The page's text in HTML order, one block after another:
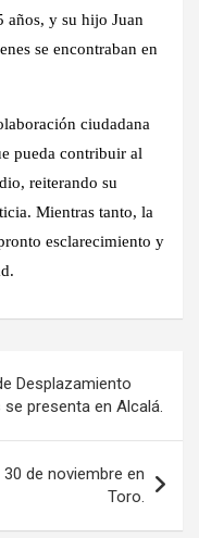
años, y su hijo Juan
se encontraban en
ciudadana
pueda contribuir al
reiterando su
Mientras tanto, la
esclarecimiento y
Desplazamiento
presenta en Alcalá.
de noviembre en
Toro.